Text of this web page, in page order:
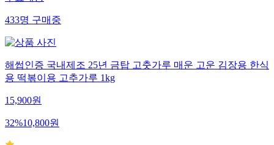
433명 구매중
해썹인증 국내제조 25년 금탑 고춧가루 매운 고운 김장용 한식
용 떡볶이용 고추가루 1kg
15,900원
32%10,800원